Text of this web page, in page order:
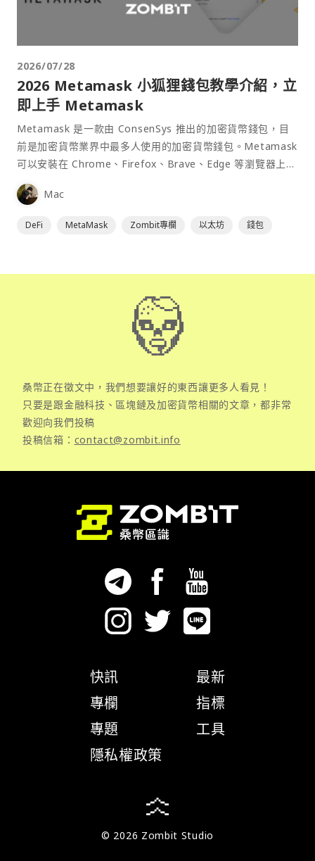
2026/07/28
2026 Metamask 小狐狸錢包教學介紹，立
即上手 Metamask
Metamask 是一款由 ConsenSys 推出的加密貨幣錢包，目
前是加密貨幣業界中最多人使用的加密貨幣錢包。Metamask
可以安裝在 Chrome、Firefox、Brave、Edge 等瀏覽器上作
為插件使用，具備許多功能且使用上非常方便。
Mac
DeFi MetaMask Zombit專欄 以太坊 錢包
桑幣正在徵文中，我們想要讓好的東西讓更多人看見！
只要是跟金融科技、區塊鏈及加密貨幣相關的文章，都非常
歡迎向我們投稿
投稿信箱： contact@zombit.info
快訊
專欄
專題
隱私權政策
最新
指標
工具
© 2026 Zombit Studio